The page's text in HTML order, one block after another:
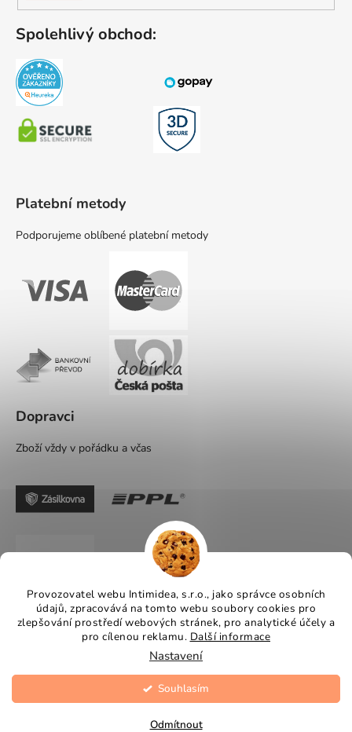
Provozovatel webu Intimidea, s.r.o., jako správce osobních
údajů, zpracovává na tomto webu soubory cookies pro
zlepšování prostředí webových stránek, pro analytické účely a
pro cílenou reklamu. Další informace
Nastavení
Odmítnout
Souhlasím
Spolehlivý obchod:
Platební metody
Podporujeme oblíbené platební metody
Dopravci
Zboží vždy v pořádku a včas
Vytvořil Shoptet
Intimidea . Všechna práva vyhrazena.